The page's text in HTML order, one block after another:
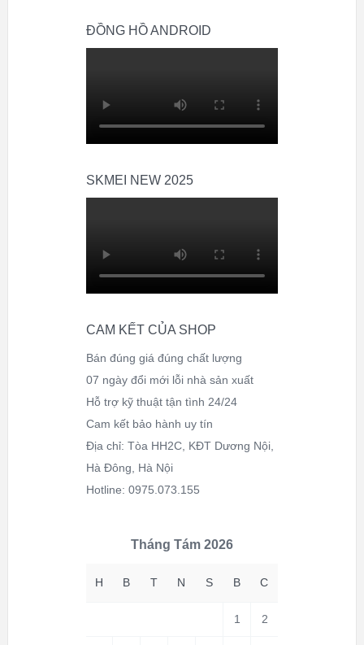
ĐỒNG HỒ ANDROID
SKMEI NEW 2025
CAM KẾT CỦA SHOP
Bán đúng giá đúng chất lượng
07 ngày đổi mới lỗi nhà sản xuất
Hỗ trợ kỹ thuật tận tình 24/24
Cam kết bảo hành uy tín
Địa chỉ: Tòa HH2C, KĐT Dương Nội,
Hà Đông, Hà Nội
Hotline: 0975.073.155
Tháng Tám 2026
H B T N S B C
1 2